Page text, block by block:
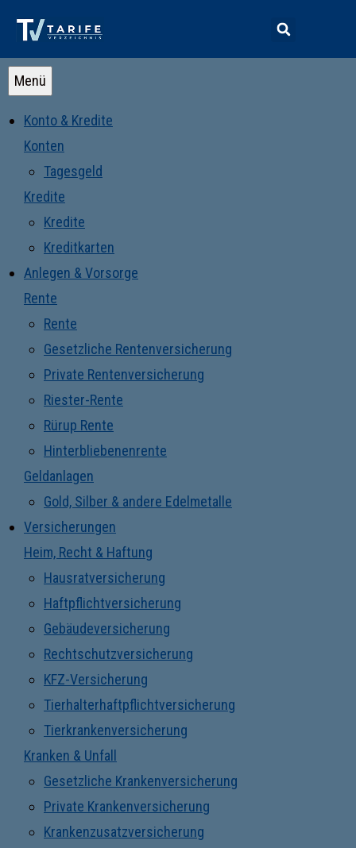
Menü
Konto & Kredite
Konten
Tagesgeld
Kredite
Kredite
Kreditkarten
Anlegen & Vorsorge
Rente
Rente
Gesetzliche Rentenversicherung
Private Rentenversicherung
Riester-Rente
Rürup Rente
Hinterbliebenenrente
Geldanlagen
Gold, Silber & andere Edelmetalle
Versicherungen
Heim, Recht & Haftung
Hausratversicherung
Haftpflichtversicherung
Gebäudeversicherung
Rechtschutzversicherung
KFZ-Versicherung
Tierhalterhaftpflichtversicherung
Tierkrankenversicherung
Kranken & Unfall
Gesetzliche Krankenversicherung
Private Krankenversicherung
Krankenzusatzversicherung